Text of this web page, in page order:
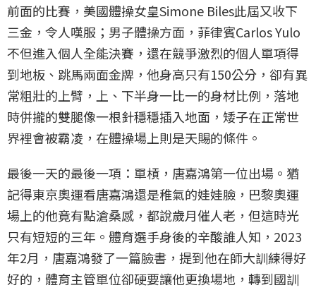
前面的比賽，美國體操女皇Simone Biles此屆又收下
三金，令人嘆服；男子體操方面，菲律賓Carlos Yulo
不但進入個人全能決賽，還在競爭激烈的個人單項得
到地板、跳馬兩面金牌，他身高只有150公分，卻有異
常粗壯的上臂，上、下半身一比一的身材比例，落地
時併攏的雙腿像一根針穩穩插入地面，矮子在正常世
界裡會被霸凌，在體操場上則是天賜的條件。
最後一天的最後一項：單槓，唐嘉鴻第一位出場。猶
記得東京奧運看唐嘉鴻還是稚氣的娃娃臉，巴黎奧運
場上的他竟有點滄桑感，都說歲月催人老，但這時光
只有短短的三年。體育選手身後的辛酸誰人知，2023
年2月，唐嘉鴻發了一篇臉書，提到他在師大訓練得好
好的，體育主管單位卻硬要讓他更換場地，轉到國訓